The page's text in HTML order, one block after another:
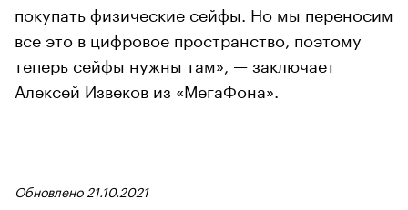
покупать физические сейфы. Но мы переносим
все это в цифровое пространство, поэтому
теперь сейфы нужны там», — заключает
Алексей Извеков из «МегаФона».
Обновлено 21.10.2021